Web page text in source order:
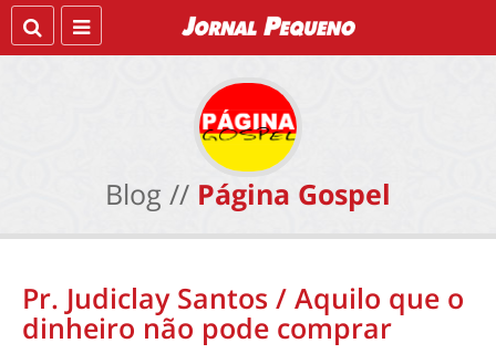
Blog // Página Gospel
Pr. Judiclay Santos / Aquilo que o
dinheiro não pode comprar